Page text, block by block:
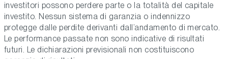
investitori possono perdere parte o la totalità del capitale
investito. Nessun sistema di garanzia o indennizzo
protegge dalle perdite derivanti dall’andamento di mercato.
Le performance passate non sono indicative di risultati
futuri. Le dichiarazioni previsionali non costituiscono